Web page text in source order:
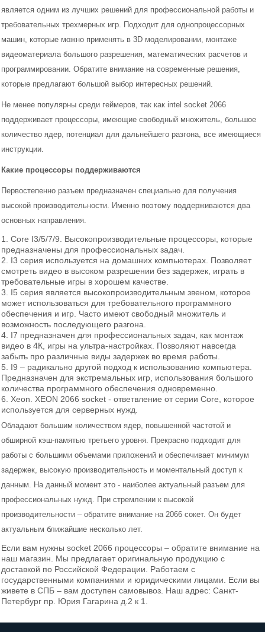
является одним из лучших решений для профессиональной работы и
требовательных трехмерных игр. Подходит для однопроцессорных
машин, которые можно применять в 3D моделировании, монтаже
видеоматериала большого разрешения, математических расчетов и
программировании. Обратите внимание на современные решения,
которые предлагают большой выбор интересных решений.
Не менее популярны среди геймеров, так как intel socket 2066
поддерживает процессоры, имеющие свободный множитель, большое
количество ядер, потенциал для дальнейшего разгона, все имеющиеся
инструкции.
Какие процессоры поддерживаются
Первостепенно разъем предназначен специально для получения
высокой производительности. Именно поэтому поддерживаются два
основных направления.
1. Core I3/5/7/9. Высокопроизводительные процессоры, которые
предназначены для профессиональных задач.
2. I3 серия используется на домашних компьютерах. Позволяет
смотреть видео в высоком разрешении без задержек, играть в
требовательные игры в хорошем качестве.
3. I5 серия является высокопроизводительным звеном, которое
может использоваться для требовательного программного
обеспечения и игр. Часто имеют свободный множитель и
возможность последующего разгона.
4. I7 предназначен для профессиональных задач, как монтаж
видео в 4К, игры на ультра-настройках. Позволяют навсегда
забыть про различные виды задержек во время работы.
5. I9 – радикально другой подход к использованию компьютера.
Предназначен для экстремальных игр, использования большого
количества программного обеспечения одновременно.
6. Xeon. XEON 2066 socket - ответвление от серии Core, которое
используется для серверных нужд.
Обладают большим количеством ядер, повышенной частотой и
обширной кэш-памятью третьего уровня. Прекрасно подходит для
работы с большими объемами приложений и обеспечивает минимум
задержек, высокую производительность и моментальный доступ к
данным. На данный момент это - наиболее актуальный разъем для
профессиональных нужд. При стремлении к высокой
производительности – обратите внимание на 2066 сокет. Он будет
актуальным ближайшие несколько лет.
Если вам нужны socket 2066 процессоры – обратите внимание на
наш магазин. Мы предлагает оригинальную продукцию с
доставкой по Российской Федерации. Работаем с
государственными компаниями и юридическими лицами. Если вы
живете в СПБ – вам доступен самовывоз. Наш адрес: Санкт-
Петербург пр. Юрия Гагарина д.2 к 1.
Процессоры
Материнские платы
Модули памяти
Жесткие диски и SSD
Системы охлаждения
Видеокарты
Блоки питания
Корпуса
Приводы